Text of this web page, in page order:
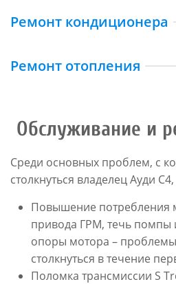
Ремонт кондиционера
Ремонт отопления
Обслуживание и
Среди основных проблем, с
столкнуться владелец Ауди
Повышение потребления
привода ГРМ, течь помпы
опоры мотора –
столкнуться в течение
Поломка трансмиссии S